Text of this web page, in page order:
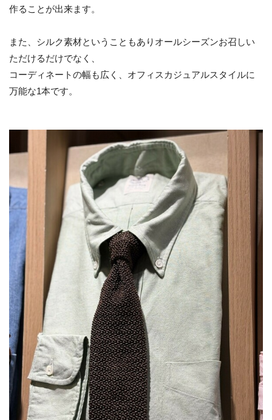
作ることが出来ます。
また、シルク素材ということもありオールシーズンお召しい
ただけるだけでなく、
コーディネートの幅も広く、オフィスカジュアルスタイルに
万能な1本です。